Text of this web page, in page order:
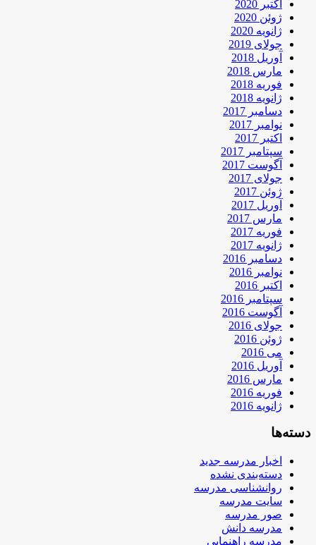
اکتبر 2020
ژوئن 2020
ژانویه 2020
جولای 2019
آوریل 2018
مارس 2018
فوریه 2018
ژانویه 2018
دسامبر 2017
نوامبر 2017
اکتبر 2017
سپتامبر 2017
آگوست 2017
جولای 2017
ژوئن 2017
آوریل 2017
مارس 2017
فوریه 2017
ژانویه 2017
دسامبر 2016
نوامبر 2016
اکتبر 2016
سپتامبر 2016
آگوست 2016
جولای 2016
ژوئن 2016
می 2016
آوریل 2016
مارس 2016
فوریه 2016
ژانویه 2016
دسته‌ها
اخبار مدرسه جدید
دسته‌بندی نشده
روانشناسی مدرسه
سایت مدرسه
صور مدرسه
مدرسه دانش
مدرسه راهنمایی